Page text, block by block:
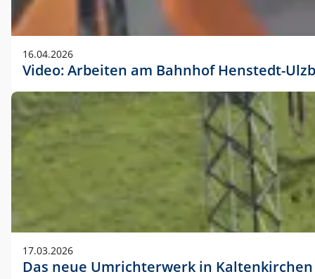
16.04.2026
Video: Arbeiten am Bahnhof Henstedt-
17.03.2026
Das neue Umrichterwerk in Kaltenkirchen